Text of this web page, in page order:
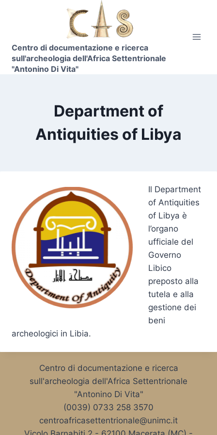
Centro di documentazione e ricerca
sull'archeologia dell'Africa Settentrionale
"Antonino Di Vita"
Department of
Antiquities of Libya
Il Department
of Antiquities
of Libya è
l’organo
ufficiale del
Governo
Libico
preposto alla
tutela e alla
gestione dei
beni
archeologici in Libia.
Centro di documentazione e ricerca
sull'archeologia dell'Africa Settentrionale
"Antonino Di Vita"
(0039) 0733 258 3570
centroafricasettentrionale@unimc.it